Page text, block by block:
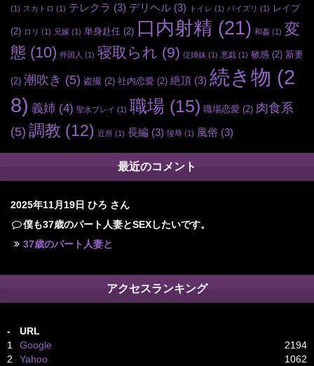
(1) スカトロ (1) テレクラ (3) デリヘル (3) トイレ (1) パイズリ (1) レイプ
(2) ロリ (1) 兄嫁 (1) 単身赴任 (2) 口内射精 (21) 和姦 (1) 変
態 (10) 外国人 (1) 寝取られ (9) 従姉妹 (1) 悪戯 (1) 敏感 (2) 新妻
(2) 潮吹き (5) 盗撮 (2) 社内恋愛 (2) 絶頂 (3) 続き物 (2
8) 義姉 (4) 聖水プレイ (1) 職場 (15) 職場恋愛 (2) 肉食系
(5) 調教 (12) 近所 (1) 長編 (3) 陵辱 (1) 風俗 (3)
最近のコメント
2025年11月19日 ひろ さん
僕も37歳のパート人妻とSEXしたいです。
37歳のパート人妻と
アクセスランキング
-
URL
1
Google
2194
2
Yahoo
1062